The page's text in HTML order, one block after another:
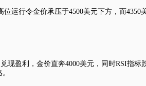
运行令金价承压于4500美元下方，而
现盈利，金价直奔4000美元，同时RSI指标